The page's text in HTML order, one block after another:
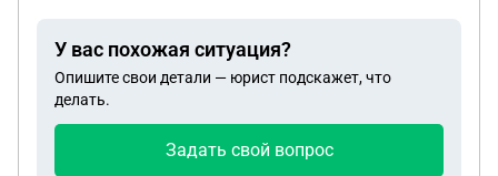
У вас похожая ситуация?
Опишите свои детали — юрист подскажет, что
делать.
Задать свой вопрос